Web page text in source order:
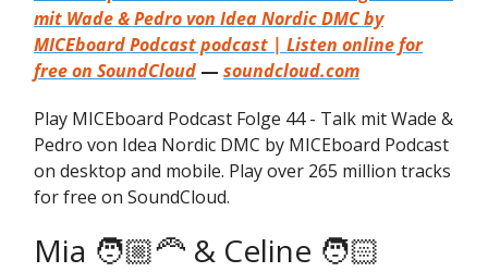
mit Wade & Pedro von Idea Nordic DMC by
MICEboard Podcast podcast | Listen online for
free on SoundCloud — soundcloud.com
Play MICEboard Podcast Folge 44 - Talk mit Wade &
Pedro von Idea Nordic DMC by MICEboard Podcast
on desktop and mobile. Play over 265 million tracks
for free on SoundCloud.
Mia 🧑🏼‍🦰 & Celine 🧑🏻